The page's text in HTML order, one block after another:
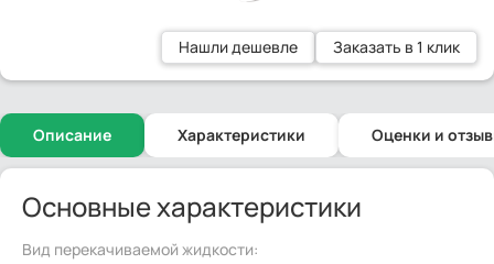
Нашли дешевле Заказать в 1 клик
Описание Характеристики Оценки и
Основные характеристики
Вид перекачиваемой жидкости: